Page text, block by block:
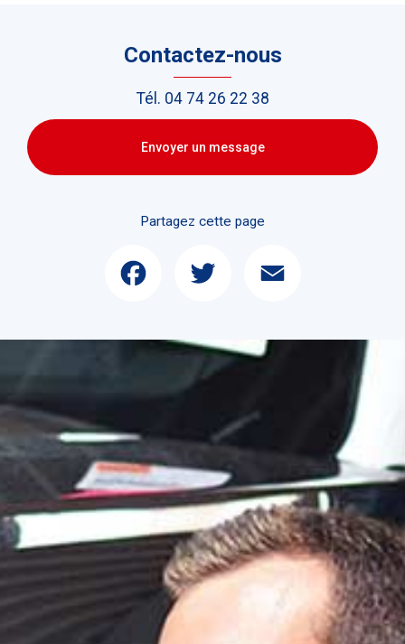
Contactez-nous
Tél. 04 74 26 22 38
Envoyer un message
Partagez cette page